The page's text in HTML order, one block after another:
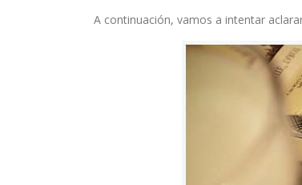
A continuación, vamos a intentar